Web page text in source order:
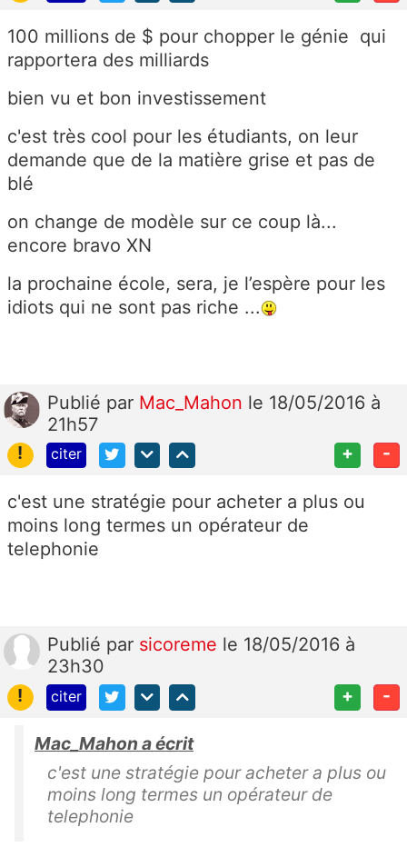
100 millions de $ pour chopper le génie qui
rapportera des milliards
bien vu et bon investissement
c'est très cool pour les étudiants, on leur
demande que de la matière grise et pas de
blé
on change de modèle sur ce coup là...
encore bravo XN
la prochaine école, sera, je l’espère pour les
idiots qui ne sont pas riche ...
Publié par Mac_Mahon le 18/05/2016 à
21h57
!
citer + -
c'est une stratégie pour acheter a plus ou
moins long termes un opérateur de
telephonie
Publié par sicoreme le 18/05/2016 à
23h30
!
citer + -
Mac_Mahon a écrit
c'est une stratégie pour acheter a plus ou
moins long termes un opérateur de
telephonie